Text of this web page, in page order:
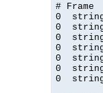
# Frame
0
0
0
0  string
0
0
0